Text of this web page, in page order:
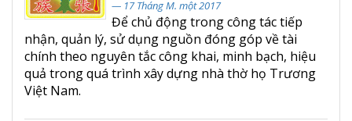
— 17 Tháng M. một 2017
Để chủ động trong công tác tiếp
nhận, quản lý, sử dụng nguồn đóng góp về tài
chính theo nguyên tắc công khai, minh bạch, hiệu
quả trong quá trình xây dựng nhà thờ họ Trương
Việt Nam.